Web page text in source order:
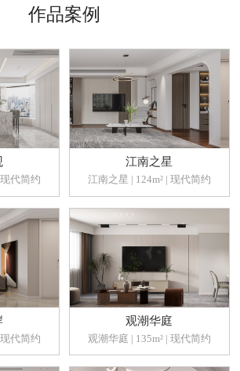
作品案例
代简约
江南之星
江南之星 | 124m² | 现代简约
代简约
观潮华庭
观潮华庭 | 135m² | 现代简约